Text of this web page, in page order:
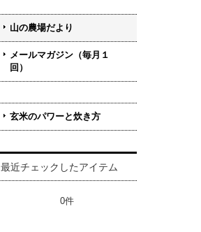
山の農場だより
メールマガジン（毎月１
回）
玄米のパワーと炊き方
最近チェックしたアイテム
0件